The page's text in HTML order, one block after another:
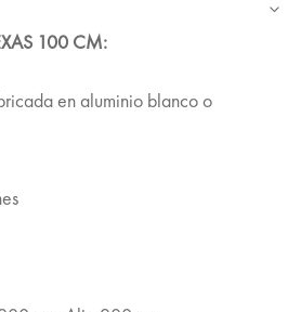
100 CM:
en aluminio blanco o